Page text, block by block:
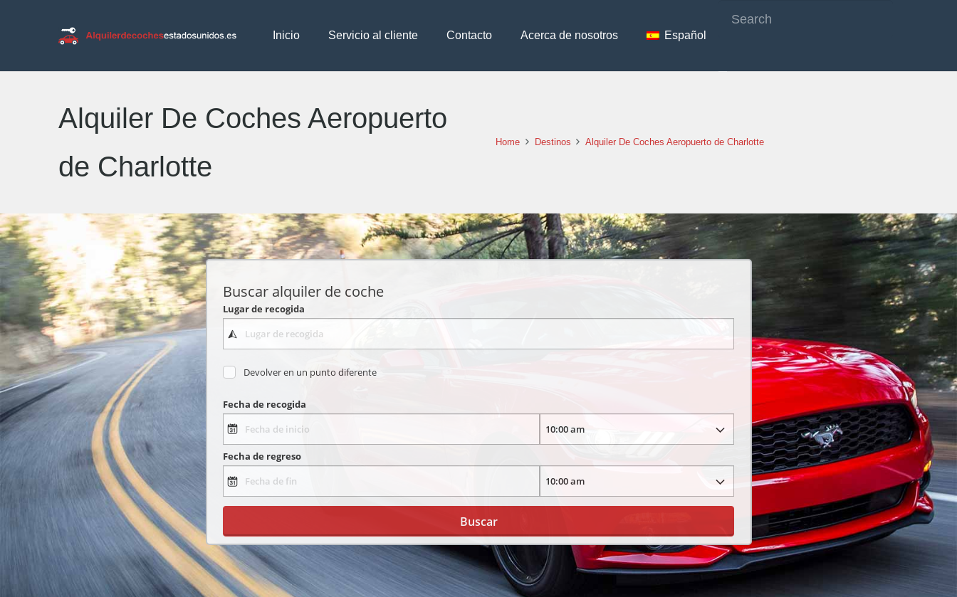
Inicio Servicio al cliente Contacto Acerca de nosotros Español
Alquiler De Coches Aeropuerto
de Charlotte
Home Destinos Alquiler De Coches Aeropuerto de Charlotte
Buscar alquiler de coche
Lugar de recogida
Devolver en un punto diferente
Fecha de recogida
Fecha de regreso
Buscar